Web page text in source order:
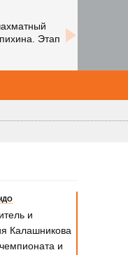
Этап
и
Калашникова
и